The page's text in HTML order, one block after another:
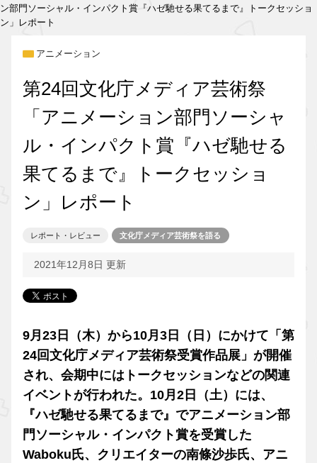
ン部門ソーシャル・インパクト賞『ハゼ馳せる果てるまで』トークセッショ
ン」レポート
アニメーション
第24回文化庁メディア芸術祭
「アニメーション部門ソーシャ
ル・インパクト賞『ハゼ馳せる
果てるまで』トークセッショ
ン」レポート
レポート・レビュー 文化庁メディア芸術祭を語る
2021年12月8日 更新
9月23日（木）から10月3日（日）にかけて「第
24回文化庁メディア芸術祭受賞作品展」が開催
され、会期中にはトークセッションなどの関連
イベントが行われた。10月2日（土）には、
『ハゼ馳せる果てるまで』でアニメーション部
門ソーシャル・インパクト賞を受賞した
Waboku氏、クリエイターの南條沙歩氏、アニ